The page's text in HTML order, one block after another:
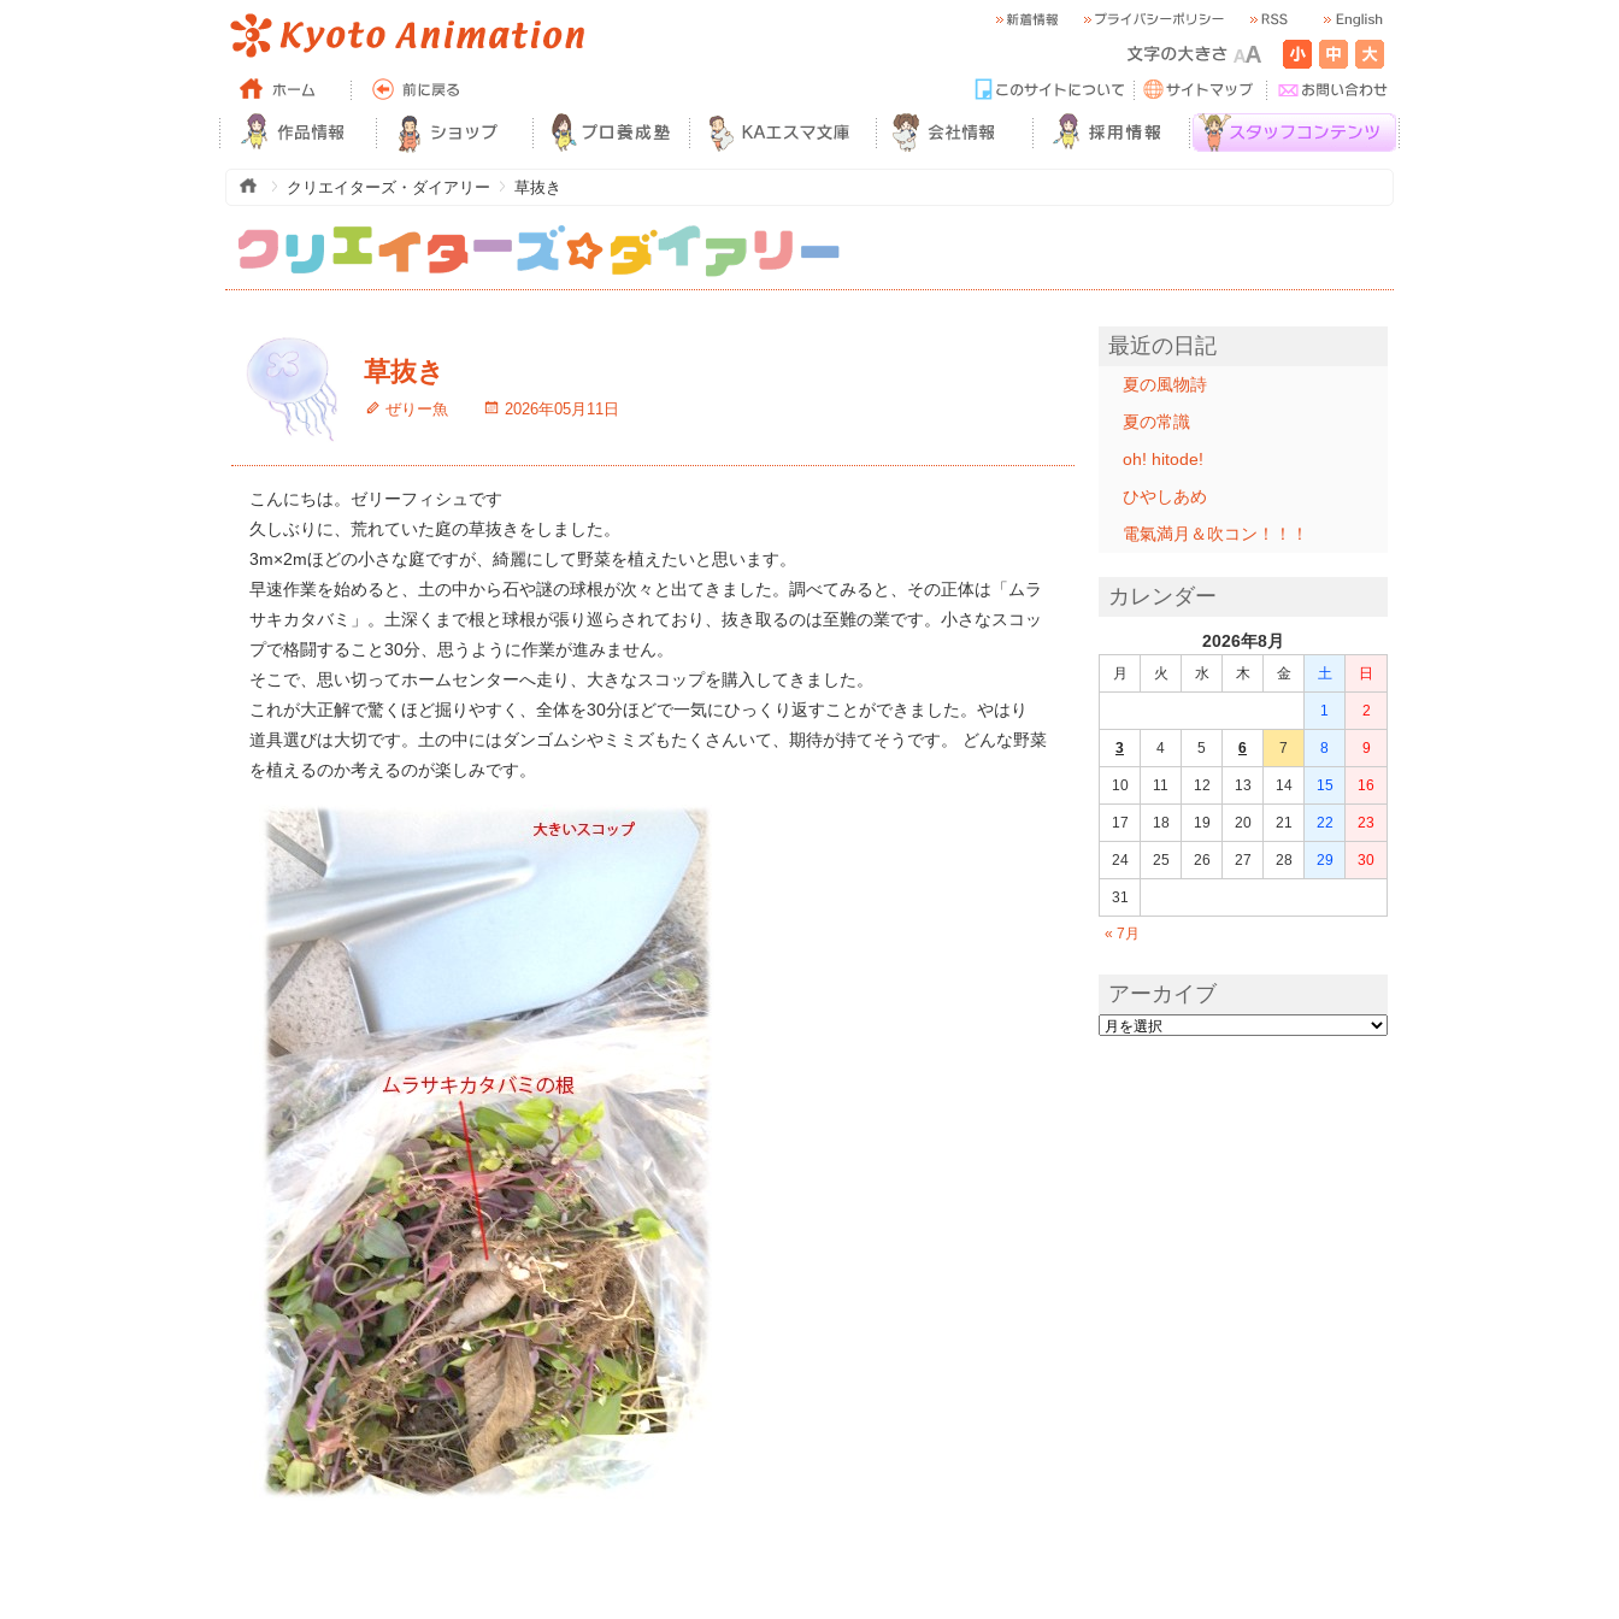
クリエイターズ・ダイアリー 草抜き
草抜き
ぜりー魚 2026年05月11日
こんにちは。ゼリーフィシュです
久しぶりに、荒れていた庭の草抜きをしました。
3m×2mほどの小さな庭ですが、綺麗にして野菜を植えたいと思います。
早速作業を始めると、土の中から石や謎の球根が次々と出てきました。調べてみると、その正体は「ムラ
サキカタバミ」。土深くまで根と球根が張り巡らされており、抜き取るのは至難の業です。小さなスコッ
プで格闘すること30分、思うように作業が進みません。
そこで、思い切ってホームセンターへ走り、大きなスコップを購入してきました。
これが大正解で驚くほど掘りやすく、全体を30分ほどで一気にひっくり返すことができました。やはり
道具選びは大切です。土の中にはダンゴムシやミミズもたくさんいて、期待が持てそうです。 どんな野菜
を植えるのか考えるのが楽しみです。
最近の日記
夏の風物詩
夏の常識
oh! hitode!
ひやしあめ
電氣満月＆吹コン！！！
カレンダー
2026年8月
月 火 水 木 金 土 日
1 2
3 4 5 6 7 8 9
10 11 12 13 14 15 16
17 18 19 20 21 22 23
24 25 26 27 28 29 30
31
« 7月
アーカイブ